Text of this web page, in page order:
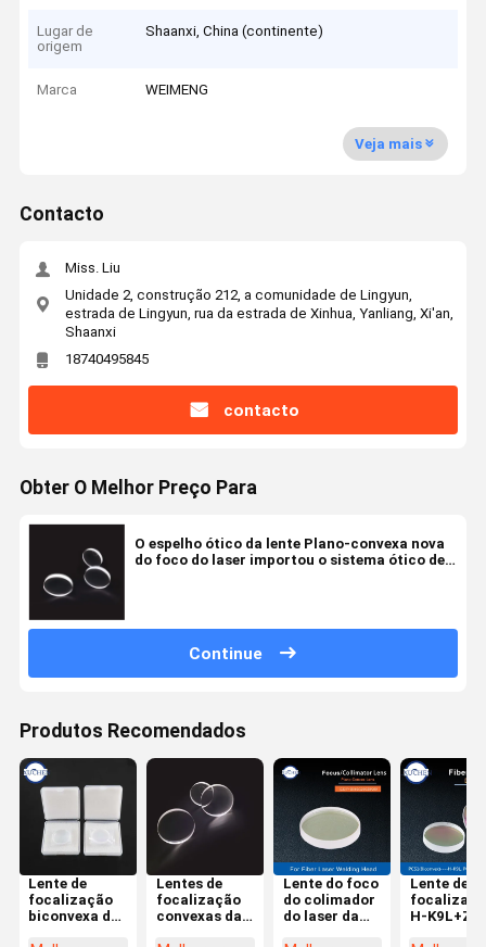
Lugar de
origem
Shaanxi, China (continente)
Marca WEIMENG
Veja mais
Contacto
Miss. Liu
Unidade 2, construção 212, a comunidade de Lingyun,
estrada de Lingyun, rua da estrada de Xinhua, Yanliang, Xi'an,
Shaanxi
18740495845
contacto
Obter O Melhor Preço Para
O espelho ótico da lente Plano-convexa nova
do foco do laser importou o sistema ótico de
Continue
Produtos Recomendados
Lente de
focalização
biconvexa do
Lentes de
focalização
convexas da
Lente do foco
do colimador
do laser da
Lente de
H-